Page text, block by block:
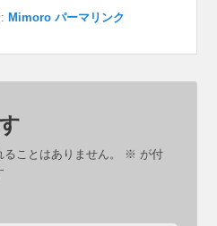
:Mimoro パーマリンク
ことはありません。 ※ が付